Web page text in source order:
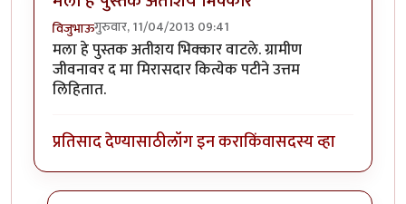
विजुभाऊगुरुवार, 11/04/2013 09:41
मला हे पुस्तक अतीशय भिक्कार वाटले. ग्रामीण
जीवनावर द मा मिरासदार कित्येक पटीने उत्तम
लिहितात.
प्रतिसाद देण्यासाठीलॉग इन कराकिंवासदस्य व्हा